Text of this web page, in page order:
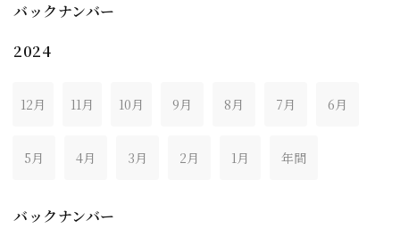
バックナンバー
2024
12月 11月 10月 9月 8月 7月 6月
5月 4月 3月 2月 1月 年間
バックナンバー